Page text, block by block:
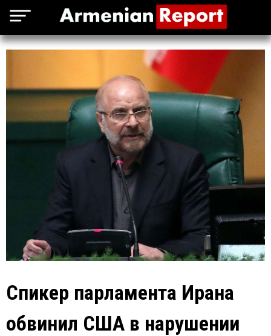
Спикер парламента Ирана
обвинил США в нарушении